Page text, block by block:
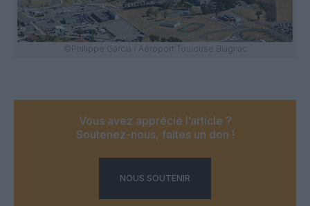
©Philippe Garcia / Aéroport Toulouse Blagnac
Vous avez apprécié l’article ?
Soutenez-nous, faites un don !
NOUS SOUTENIR